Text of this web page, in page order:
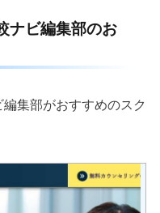
ナビ編集部のお
集部がおすすめのスク